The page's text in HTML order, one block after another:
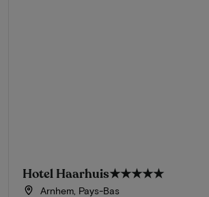
Hotel Haarhuis★★★★★
Arnhem, Pays-Bas